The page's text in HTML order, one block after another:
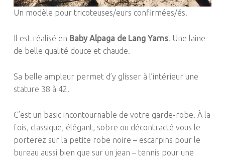
Un modèle pour tricoteuses/eurs confirmées/és.
Il est réalisé en Baby Alpaga de Lang Yarns. Une laine
de belle qualité douce et chaude.
Sa belle ampleur permet d’y glisser à l’intérieur une
stature 38 à 42.
C’est un basic incontournable de votre garde-robe. À la
fois, classique, élégant, sobre ou décontracté vous le
porterez sur la petite robe noire – escarpins pour le
bureau aussi bien que sur un jean – tennis pour une